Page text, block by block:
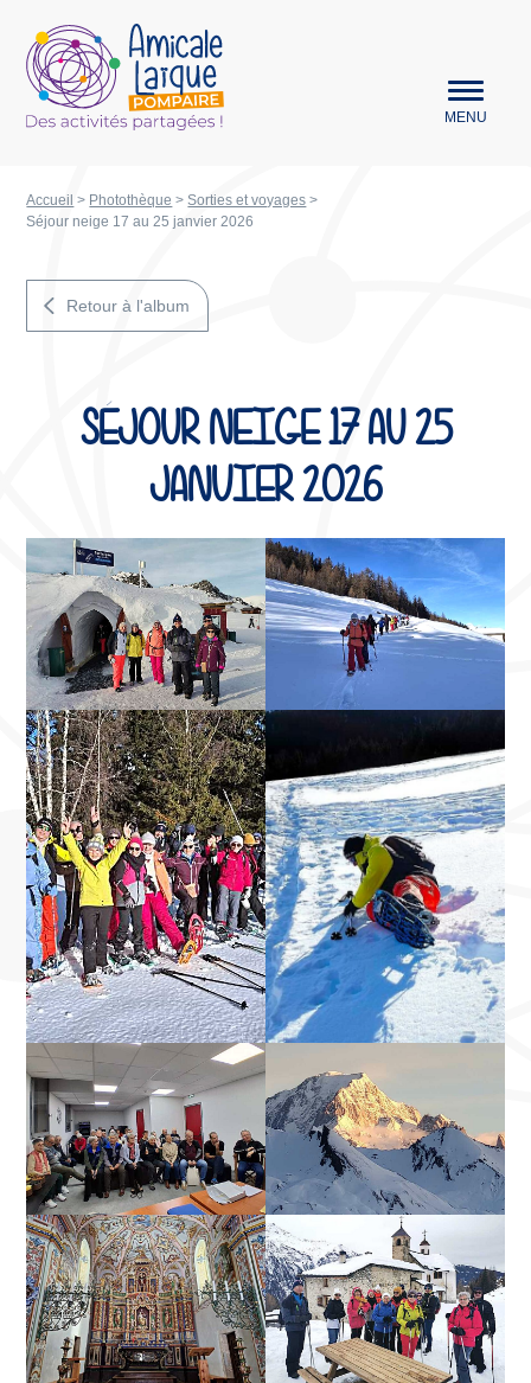
Amicale Laïque Pompaire
MENU
Accueil > Photothèque >Sorties et voyages >
Séjour neige 17 au 25 janvier 2026
Retour à l'album
SÉJOUR NEIGE 17 AU 25
JANVIER 2026